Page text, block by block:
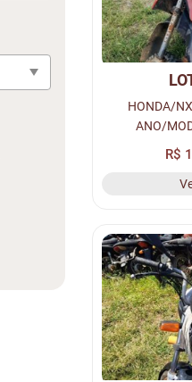
HONDA/
ANO/
ALCOOL/
N/I,
R$